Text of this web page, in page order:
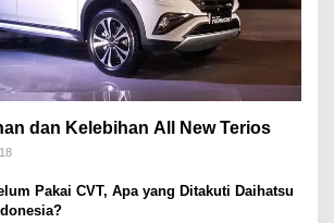
dan Kelebihan All New Terios
Pakai CVT, Apa yang Ditakuti Daihatsu